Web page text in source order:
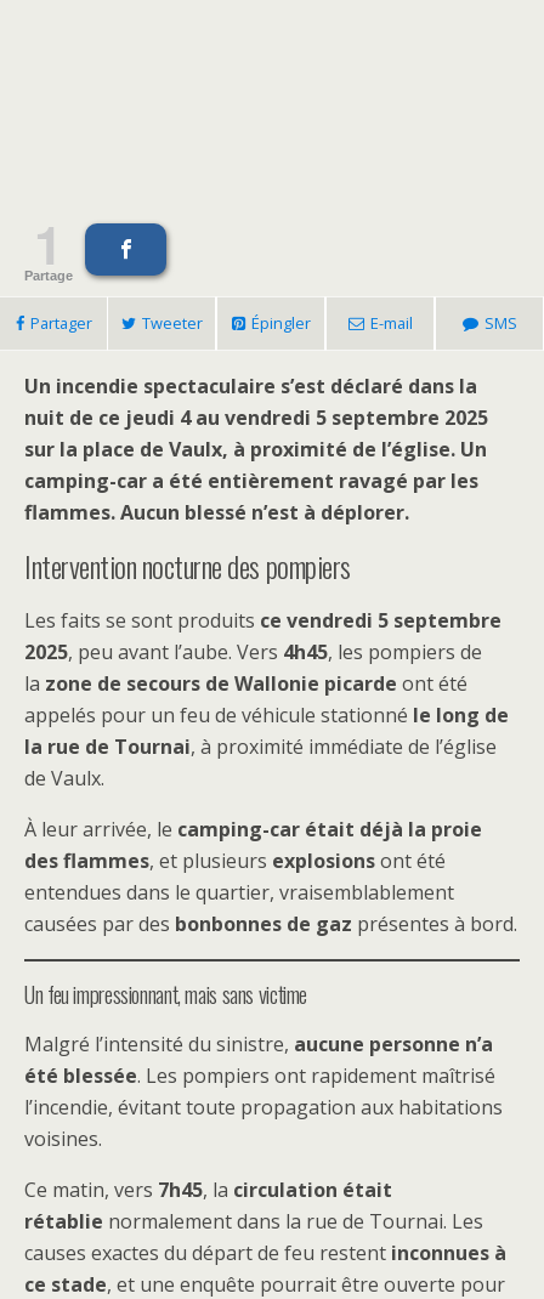
1
Partage
Partager Tweeter Épingler E-mail SMS
Un incendie spectaculaire s’est déclaré dans la
nuit de ce jeudi 4 au vendredi 5 septembre 2025
sur la place de Vaulx, à proximité de l’église. Un
camping-car a été entièrement ravagé par les
flammes. Aucun blessé n’est à déplorer.
Intervention nocturne des pompiers
Les faits se sont produits ce vendredi 5 septembre
2025, peu avant l’aube. Vers 4h45, les pompiers de
la zone de secours de Wallonie picarde ont été
appelés pour un feu de véhicule stationné le long de
la rue de Tournai, à proximité immédiate de l’église
de Vaulx.
À leur arrivée, le camping-car était déjà la proie
des flammes, et plusieurs explosionsont été
entendues dans le quartier, vraisemblablement
causées par des bonbonnes de gaz présentes à bord.
Un feu impressionnant, mais sans victime
Malgré l’intensité du sinistre, aucune personne n’a
été blessée. Les pompiers ont rapidement maîtrisé
l’incendie, évitant toute propagation aux habitations
voisines.
Ce matin, vers 7h45, la circulation était
rétablie normalement dans la rue de Tournai. Les
causes exactes du départ de feu restent inconnues à
ce stade, et une enquête pourrait être ouverte pour